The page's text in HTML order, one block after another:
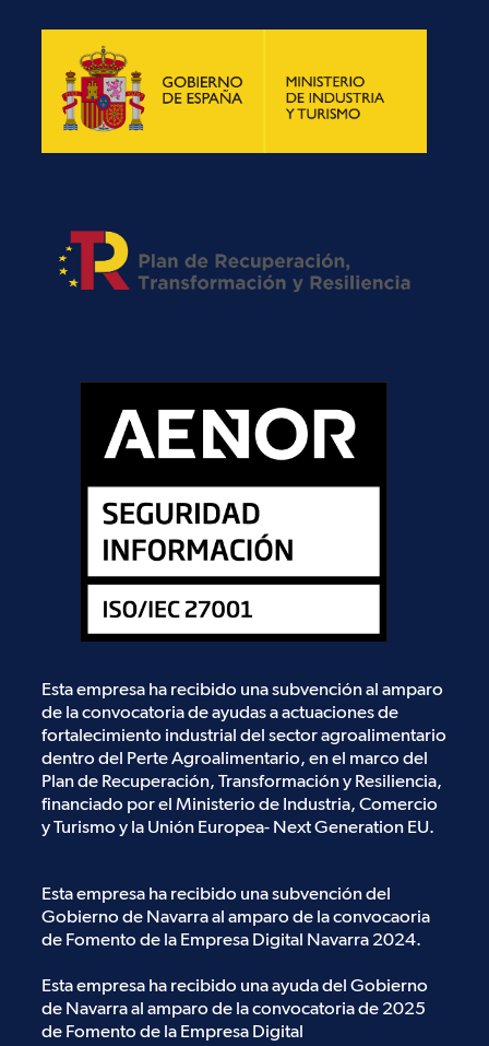
Esta empresa ha recibido una subvención al amparo
de la convocatoria de ayudas a actuaciones de
fortalecimiento industrial del sector agroalimentario
dentro del Perte Agroalimentario, en el marco del
Plan de Recuperación, Transformación y Resiliencia,
financiado por el Ministerio de Industria, Comercio
y Turismo y la Unión Europea- Next Generation EU.
Esta empresa ha recibido una subvención del
Gobierno de Navarra al amparo de la convocaoria
de Fomento de la Empresa Digital Navarra 2024.
Esta empresa ha recibido una ayuda del Gobierno
de Navarra al amparo de la convocatoria de 2025
de Fomento de la Empresa Digital